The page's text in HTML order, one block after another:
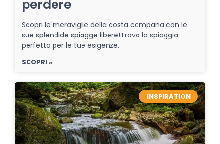
perdere
Scopri le meraviglie della costa campana con le
sue splendide spiagge libere!Trova la spiaggia
perfetta per le tue esigenze.
SCOPRI »
INSPIRATION